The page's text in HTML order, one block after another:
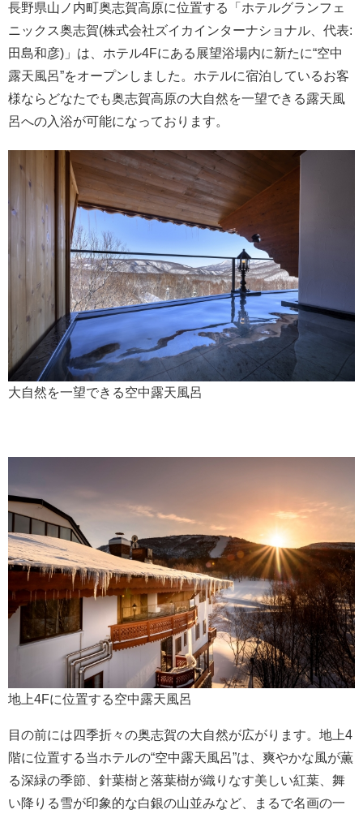
長野県山ノ内町奥志賀高原に位置する「ホテルグランフェ
ニックス奥志賀(株式会社ズイカインターナショナル、代表:
田島和彦)」は、ホテル4Fにある展望浴場内に新たに“空中
露天風呂”をオープンしました。ホテルに宿泊しているお客
様ならどなたでも奥志賀高原の大自然を一望できる露天風
呂への入浴が可能になっております。
大自然を一望できる空中露天風呂
地上4Fに位置する空中露天風呂
目の前には四季折々の奥志賀の大自然が広がります。地上4
階に位置する当ホテルの“空中露天風呂”は、爽やかな風が薫
る深緑の季節、針葉樹と落葉樹が織りなす美しい紅葉、舞
い降りる雪が印象的な白銀の山並みなど、まるで名画の一